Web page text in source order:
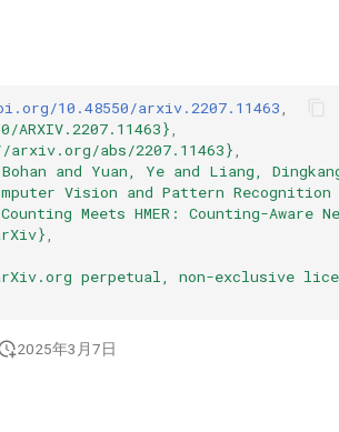
10.48550/arxiv.2207.11463,
ARXIV.2207.11463},
abs/2207.11463},
and Yuan, Ye and Liang,
Vision and Pattern
Counting Meets HMER: Counting-
,
perpetual, non-exclusive
2025年3月7日